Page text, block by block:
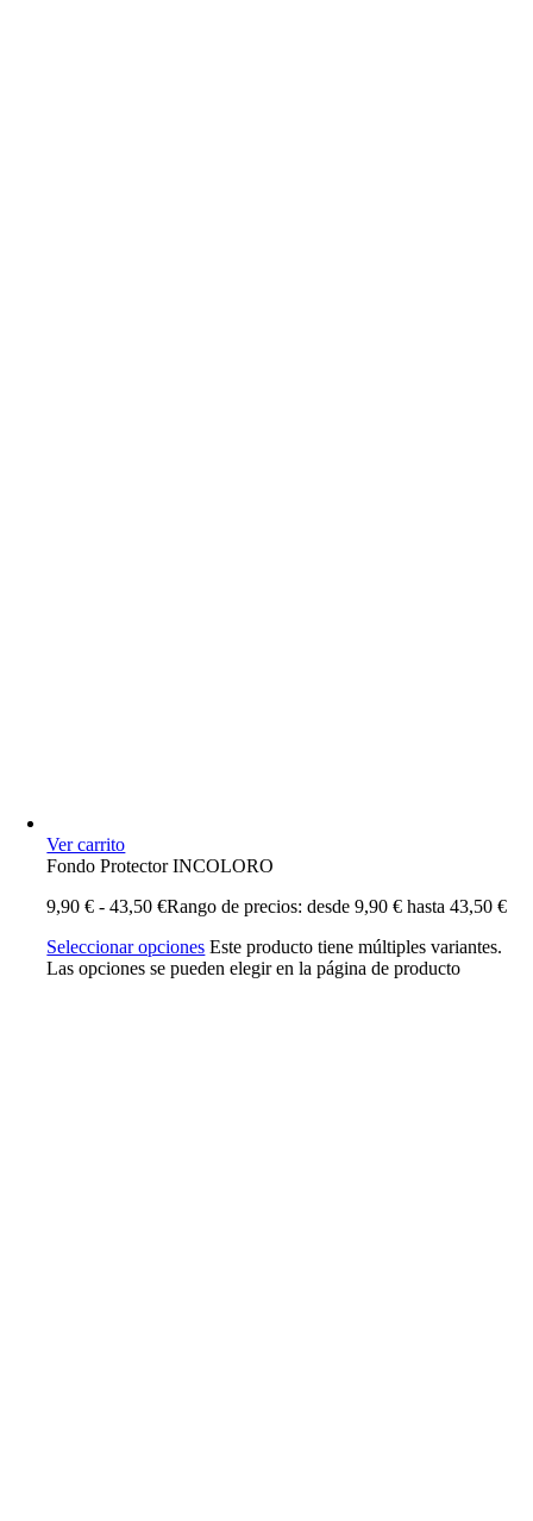
Ver carrito
Fondo Protector INCOLORO
9,90€ - 43,50€Rango de precios: desde 9,90 € hasta 43,50 €
Seleccionar opciones Este producto tiene múltiples variantes.
Las opciones se pueden elegir en la página de producto